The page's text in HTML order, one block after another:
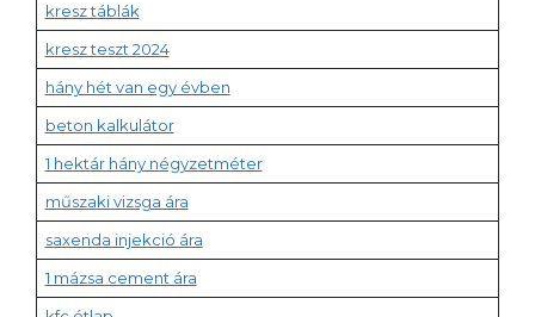
kresz táblák
kresz teszt 2024
hány hét van egy évben
beton kalkulátor
1 hektár hány négyzetméter
műszaki vizsga ára
saxenda injekció ára
1 mázsa cement ára